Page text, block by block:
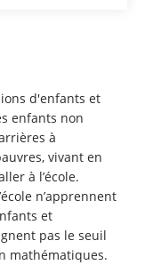
d'enfants et
enfants non
à
vivant en
à l’école.
n’apprennent
et
pas le seuil
mathématiques.